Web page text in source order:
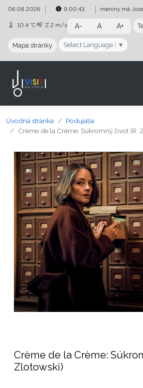
Preskočiť na obsah
Preskočiť na hlavné menu
06.08.2026 9:00:44 meniny má
10.4 °C Z 2 m/s A- A A+
Mapa stránky Select Language ▼
Úvodná stránka
Podujatia
Crème de la Crème: Súkromný život (R.
Crème de la Crème:
Zlotowski)